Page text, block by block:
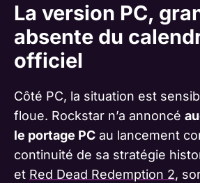
La version PC,
absente du
officiel
Côté PC, la situation est
floue. Rockstar n’a annoncé
le portage PC au lancement
continuité de sa stratégie
et Red Dead Redemption 2,